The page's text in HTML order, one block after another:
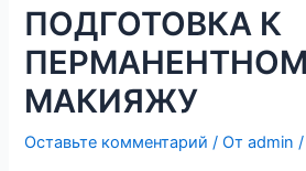
ПОДГОТОВКА К
МАКИЯЖУ
Оставьте комментарий / От admin